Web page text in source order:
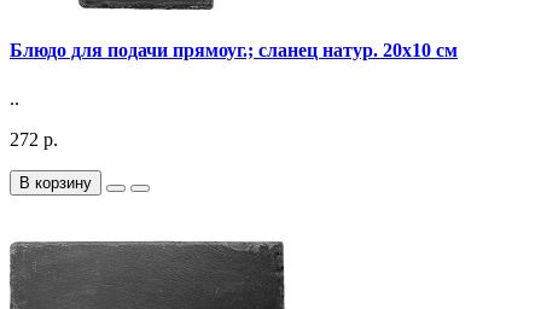
Блюдо для подачи прямоуг.; сланец натур. 20х10 см
..
272 р.
В корзину